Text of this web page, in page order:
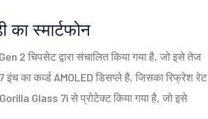
स्मार्टफोन
2 चिपसेट द्वारा संचालित किया गया है, जो इसे तेज
इंच का कर्व्ड AMOLED डिसप्ले है, जिसका रिफ्रेश रेट
Glass 7i से प्रोटेक्ट किया गया है, जो इसे